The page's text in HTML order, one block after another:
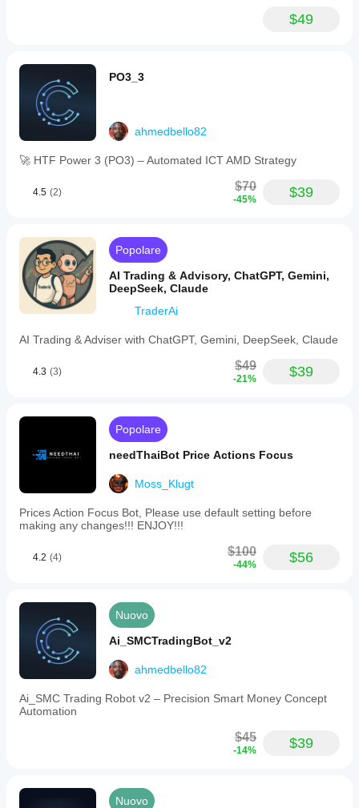
$49
PO3_3
ahmedbello82
🚀 HTF Power 3 (PO3) – Automated ICT AMD Strategy
4.5 (2) $70
-45% $39
Popolare
AI Trading & Advisory, ChatGPT, Gemini,
DeepSeek, Claude
TraderAi
AI Trading & Adviser with ChatGPT, Gemini, DeepSeek, Claude
4.3 (3) $49
-21% $39
Popolare
needThaiBot Price Actions Focus
Moss_Klugt
Prices Action Focus Bot, Please use default setting before
making any changes!!! ENJOY!!!
4.2 (4) $100
-44% $56
Nuovo
Ai_SMCTradingBot_v2
ahmedbello82
Ai_SMC Trading Robot v2 – Precision Smart Money Concept
Automation
$45
-14% $39
Nuovo